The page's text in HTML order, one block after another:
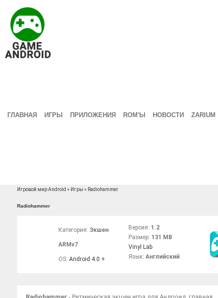
ГЛАВНАЯ ИГРЫ ПРИЛОЖЕНИЯ ROM'Ы НОВОСТИ ZARIUM
Игровой мир Android » Игры » Radiohammer
Radiohammer
Категория: Экшен
ARMv7
OS: Android 4.0 +
Версия: 1.2
Размер: 131 MB
Vinyl Lab
Язык:Английский